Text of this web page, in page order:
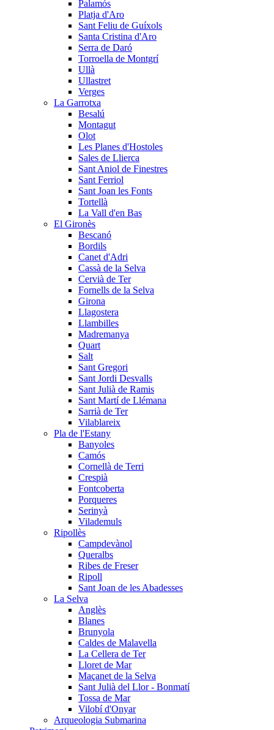
Palamós
Platja d'Aro
Sant Feliu de Guíxols
Santa Cristina d'Aro
Serra de Daró
Torroella de Montgrí
Ullà
Ullastret
Verges
La Garrotxa
Besalú
Montagut
Olot
Les Planes d'Hostoles
Sales de Llierca
Sant Aniol de Finestres
Sant Ferriol
Sant Joan les Fonts
Tortellà
La Vall d'en Bas
El Gironès
Bescanó
Bordils
Canet d'Adri
Cassà de la Selva
Cervià de Ter
Fornells de la Selva
Girona
Llagostera
Llambilles
Madremanya
Quart
Salt
Sant Gregori
Sant Jordi Desvalls
Sant Julià de Ramis
Sant Martí de Llémana
Sarrià de Ter
Vilablareix
Pla de l'Estany
Banyoles
Camós
Cornellà de Terri
Crespià
Fontcoberta
Porqueres
Serinyà
Vilademuls
Ripollès
Campdevànol
Queralbs
Ribes de Freser
Ripoll
Sant Joan de les Abadesses
La Selva
Anglès
Blanes
Brunyola
Caldes de Malavella
La Cellera de Ter
Lloret de Mar
Maçanet de la Selva
Sant Julià del Llor - Bonmatí
Tossa de Mar
Vilobí d'Onyar
Arqueologia Submarina